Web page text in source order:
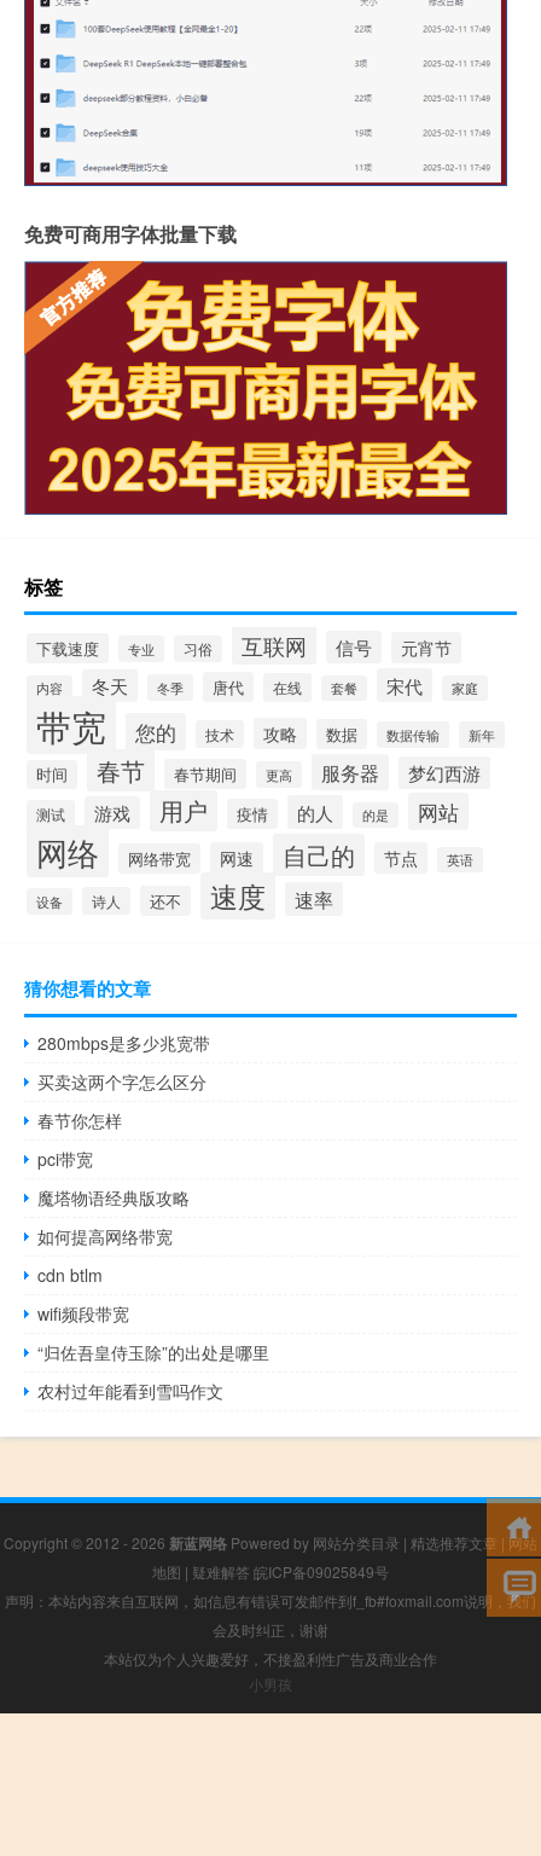
免费可商用字体批量下载
标签
下载速度 专业 习俗 互联网 信号 元宵节
内容 冬天 冬季 唐代 在线 套餐 宋代 家庭
带宽 您的 技术 攻略 数据 数据传输 新年
时间 春节 春节期间 更高 服务器 梦幻西游
测试 游戏 用户 疫情 的人 的是 网站
网络 网络带宽 网速 自己的 节点 英语
设备 诗人 还不 速度 速率
猜你想看的文章
280mbps是多少兆宽带
买卖这两个字怎么区分
春节你怎样
pci带宽
魔塔物语经典版攻略
如何提高网络带宽
cdn btlm
wifi频段带宽
“归佐吾皇侍玉除”的出处是哪里
农村过年能看到雪吗作文
Copyright © 2012 - 2026 新蓝网络 Powered by 网站分类目录 | 精选推荐文章 | 网站
地图 | 疑难解答 皖ICP备09025849号
声明：本站内容来自互联网，如信息有错误可发邮件到f_fb#foxmail.com说明，我们
会及时纠正，谢谢
本站仅为个人兴趣爱好，不接盈利性广告及商业合作
小男孩